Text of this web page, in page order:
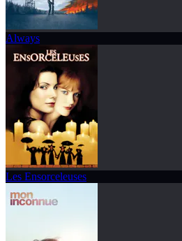
Always
Les Ensorceleuses